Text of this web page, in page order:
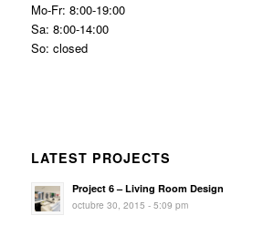
Mo-Fr: 8:00-19:00
Sa: 8:00-14:00
So: closed
LATEST PROJECTS
Project 6 – Living Room Design
octubre 30, 2015 - 5:09 pm